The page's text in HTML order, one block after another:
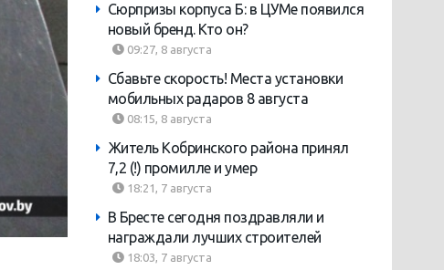
Сюрпризы корпуса Б: в ЦУМе появился
новый бренд. Кто он?
09:27, 8 августа
Сбавьте скорость! Места установки
мобильных радаров 8 августа
08:15, 8 августа
Житель Кобринского района принял
7,2 (!) промилле и умер
18:21, 7 августа
В Бресте сегодня поздравляли и
награждали лучших строителей
18:03, 7 августа